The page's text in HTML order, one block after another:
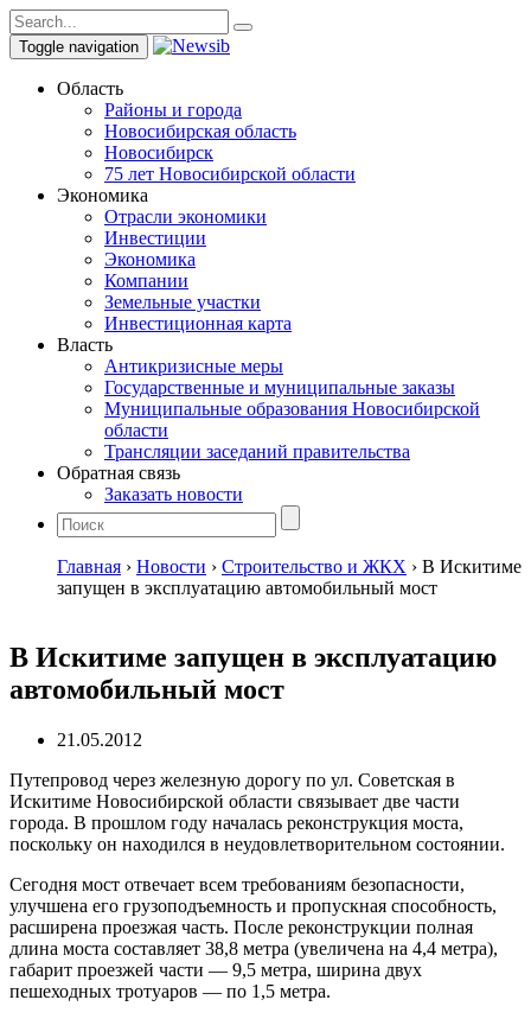
Toggle navigation
Область
Районы и города
Новосибирская область
Новосибирск
75 лет Новосибирской области
Экономика
Отрасли экономики
Инвестиции
Экономика
Компании
Земельные участки
Инвестиционная карта
Власть
Антикризисные меры
Государственные и муниципальные заказы
Муниципальные образования Новосибирской
области
Трансляции заседаний правительства
Обратная связь
Заказать новости
Главная › Новости › Строительство и ЖКХ › В Искитиме
запущен в эксплуатацию автомобильный мост
В Искитиме запущен в эксплуатацию
автомобильный мост
21.05.2012
Путепровод через железную дорогу по ул. Советская в
Искитиме Новосибирской области связывает две части
города. В прошлом году началась реконструкция моста,
поскольку он находился в неудовлетворительном состоянии.
Сегодня мост отвечает всем требованиям безопасности,
улучшена его грузоподъемность и пропускная способность,
расширена проезжая часть. После реконструкции полная
длина моста составляет 38,8 метра (увеличена на 4,4 метра),
габарит проезжей части — 9,5 метра, ширина двух
пешеходных тротуаров — по 1,5 метра.